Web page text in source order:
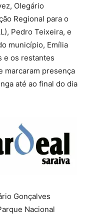
Olegário
Regional para o
Pedro Teixeira, e
município, Emília
e os restantes
marcaram presença
até ao final do dia
Gonçalves
Nacional